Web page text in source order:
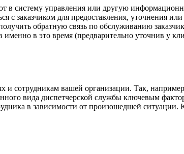
в систему управления или другую
с заказчиком для предоставления, уточнения
обратную связь по обслуживанию
именно в это время (предварительно уточнив у
и сотрудникам вашей организации. Так,
вида диспетчерской службы ключевым
в зависимости от произошедшей